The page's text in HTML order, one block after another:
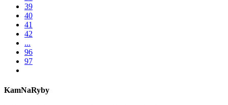
39
40
41
42
...
96
97
KamNaRyby